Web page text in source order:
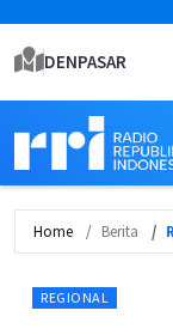
DENPASAR
Home Berita
REGIONAL